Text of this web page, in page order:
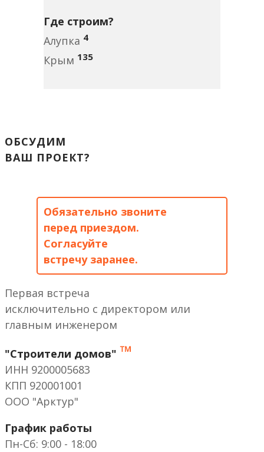
Где строим?
Алупка 4
Крым 135
ОБСУДИМ
ВАШ ПРОЕКТ?
Обязательно звоните
перед приездом.
Согласуйте
встречу заранее.
Первая встреча
исключительно с директором или
главным инженером
"Строители домов" ™
ИНН 9200005683
КПП 920001001
ООО "Арктур"
График работы
Пн-Сб: 9:00 - 18:00